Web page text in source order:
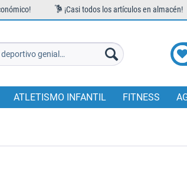
¡Casi todos los artículos en almacén!
ATLETISMO INFANTIL FITNESS